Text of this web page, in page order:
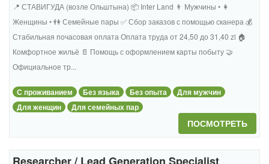
📍 СТАВИГУДА (возле Ольштына) 📦 Inter Land 👨 Мужчины • 👩
Женщины • 👫 Семейные пары ✅ Сбор заказов с помощью сканера 💰
Стабильная почасовая оплата Оплата труда от 24,50 до 31,40 zl 🏠
Комфортное жильё 📄 Помощь с оформлением карты побыту 🤝
Официальное тр...
С проживанием Без языка Без опыта
Для мужчин
Для женщин
Для семейных пар
ПОСМОТРЕТЬ
Researcher / Lead Generation Specialist